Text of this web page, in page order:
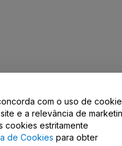
com o uso de
e a relevância de
cookies estritamente
de Cookies para obter